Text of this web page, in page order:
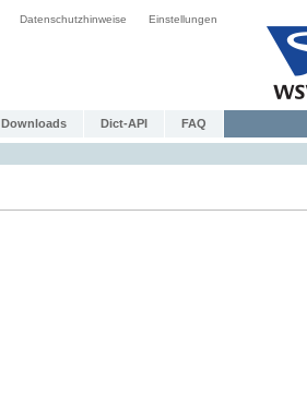
Datenschutzhinweise Einstellungen
Downloads Dict-API FAQ